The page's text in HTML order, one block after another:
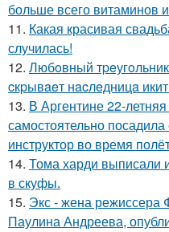
больше всего витаминов
11. Какая красивая
случилась!
12. Любoвный
cкpывaeт нacлeдницa
13. В Аргентине 22-
самостоятельно
инструктор во время
14. Тома харди выписали
в скуфы.
15. Экс - жена режиссера
Паулина Андреева,